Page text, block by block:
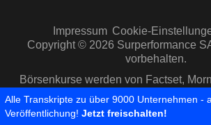
Impressum Cookie-
Copyright © 2026 Surperformance
vorbehalten.
Börsenkurse werden von Factset,
Capital IQ zur Verfügung
Alle Transkripte zu über 9000 Unternehmen -
Veröffentlichung! Jetzt freischalten!